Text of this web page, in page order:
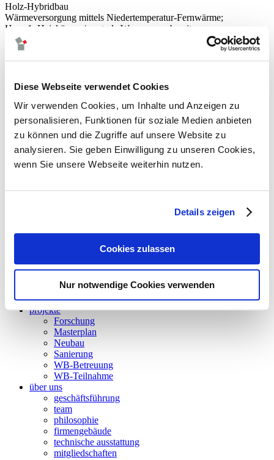
Diese Webseite verwendet Cookies
Wir verwenden Cookies, um Inhalte und Anzeigen zu
personalisieren, Funktionen für soziale Medien anbieten
zu können und die Zugriffe auf unsere Website zu
analysieren. Sie geben Einwilligung zu unseren Cookies,
wenn Sie unsere Webseite weiterhin nutzen.
Details zeigen
Cookies zulassen
Nur notwendige Cookies verwenden
Holz-Hybridbau
Wärmeversorgung mittels Niedertemperatur-Fernwärme;
Haus 1: Heizkörper / zentrale Warmwasserbereitung
Haus 2: Fußbodenheizung / zentrale Warmwasserbereitung
Haus 3: Fußbodenheizung / Frischwasserstationen
© the imagery
neuigkeiten
leistungen
climadesign
tga-planung
energieversorgung
betriebsoptimierung
energieaudit
strömungssimulation
besonnung und tageslicht
nachhaltigkeit
wettbewerbsbetreuung
BIM
projekte
Forschung
Masterplan
Neubau
Sanierung
WB-Betreuung
WB-Teilnahme
über uns
geschäftsführung
team
philosophie
firmengebäude
technische ausstattung
mitgliedschaften